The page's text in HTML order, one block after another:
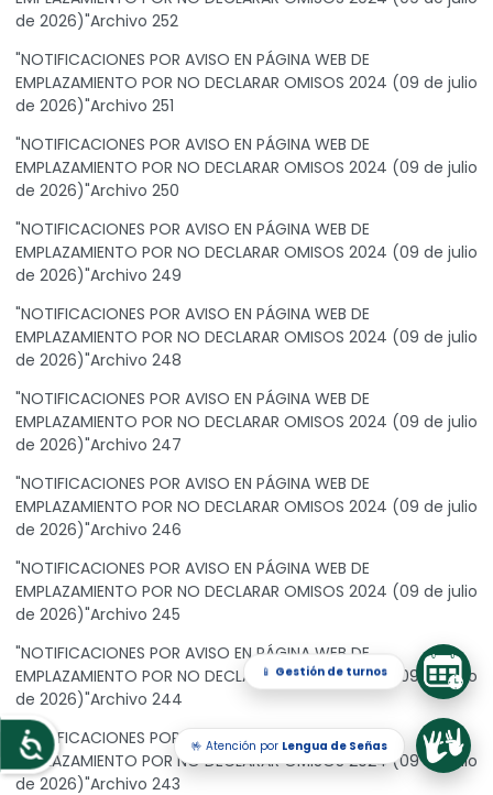
Accesibilidad
de 2026)"Archivo 252
"NOTIFICACIONES POR AVISO EN PÁGINA WEB DE
EMPLAZAMIENTO POR NO DECLARAR OMISOS 2024 (09 de julio
de 2026)"Archivo 251
"NOTIFICACIONES POR AVISO EN PÁGINA WEB DE
EMPLAZAMIENTO POR NO DECLARAR OMISOS 2024 (09 de julio
de 2026)"Archivo 250
"NOTIFICACIONES POR AVISO EN PÁGINA WEB DE
EMPLAZAMIENTO POR NO DECLARAR OMISOS 2024 (09 de julio
de 2026)"Archivo 249
"NOTIFICACIONES POR AVISO EN PÁGINA WEB DE
EMPLAZAMIENTO POR NO DECLARAR OMISOS 2024 (09 de julio
de 2026)"Archivo 248
"NOTIFICACIONES POR AVISO EN PÁGINA WEB DE
EMPLAZAMIENTO POR NO DECLARAR OMISOS 2024 (09 de julio
de 2026)"Archivo 247
"NOTIFICACIONES POR AVISO EN PÁGINA WEB DE
EMPLAZAMIENTO POR NO DECLARAR OMISOS 2024 (09 de julio
de 2026)"Archivo 246
"NOTIFICACIONES POR AVISO EN PÁGINA WEB DE
EMPLAZAMIENTO POR NO DECLARAR OMISOS 2024 (09 de julio
de 2026)"Archivo 245
"NOTIFICACIONES POR AVISO EN PÁGINA WEB DE
EMPLAZAMIENTO POR NO DECLARAR OMISOS 2024 (09 de julio
de 2026)"Archivo 244
"NOTIFICACIONES POR AVISO EN PÁGINA WEB DE
EMPLAZAMIENTO POR NO DECLARAR OMISOS 2024 (09 de julio
de 2026)"Archivo 243
📱 Gestión de turnos
🤟 Atención por Lengua de Señas